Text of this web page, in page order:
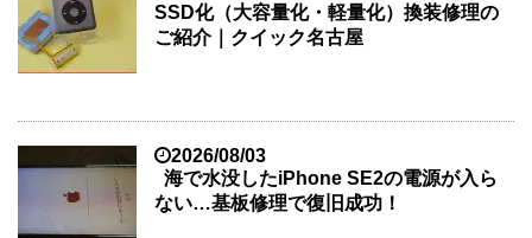
SSD化（大容量化・軽量化）換装修理の
ご紹介｜クイック名古屋
2026/08/03
海で水没したiPhone SE2の電源が入ら
ない…基板修理で復旧成功！